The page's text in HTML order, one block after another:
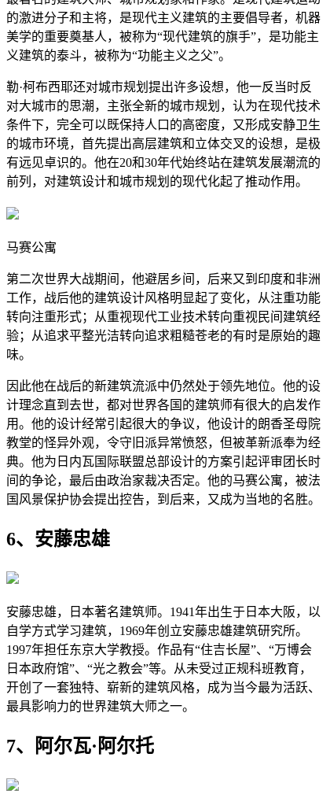
的激进分子和主将，是现代主义建筑的主要倡导者，机器
美学的重要奠基人，被称为“现代建筑的旗手”，是功能主
义建筑的泰斗，被称为“功能主义之父”。
勒·柯布西耶还对城市规划提出许多设想，他一反当时反
对大城市的思潮，主张全新的城市规划，认为在现代技术
条件下，完全可以既保持人口的高密度，又形成安静卫生
的城市环境，首先提出高层建筑和立体交叉的设想，是极
有远见卓识的。他在20和30年代始终站在建筑发展潮流的
前列，对建筑设计和城市规划的现代化起了推动作用。
马赛公寓
第二次世界大战期间，他避居乡间，后来又到印度和非洲
工作，战后他的建筑设计风格明显起了变化，从注重功能
转向注重形式；从重视现代工业技术转向重视民间建筑经
验；从追求平整光洁转向追求粗糙苍老的有时是原始的趣
味。
因此他在战后的新建筑流派中仍然处于领先地位。他的设
计理念直到去世，都对世界各国的建筑师有很大的启发作
用。他的设计经常引起很大的争议，他设计的朗香圣母院
教堂的怪异外观，令守旧派异常愤怒，但被革新派奉为经
典。他为日内瓦国际联盟总部设计的方案引起评审团长时
间的争论，最后由政治家裁决否定。他的马赛公寓，被法
国风景保护协会提出控告，到后来，又成为当地的名胜。
6、安藤忠雄
安藤忠雄，日本著名建筑师。1941年出生于日本大阪，以
自学方式学习建筑，1969年创立安藤忠雄建筑研究所。
1997年担任东京大学教授。作品有“住吉长屋”、“万博会
日本政府馆”、“光之教会”等。从未受过正规科班教育，
开创了一套独特、崭新的建筑风格，成为当今最为活跃、
最具影响力的世界建筑大师之一。
7、阿尔瓦·阿尔托